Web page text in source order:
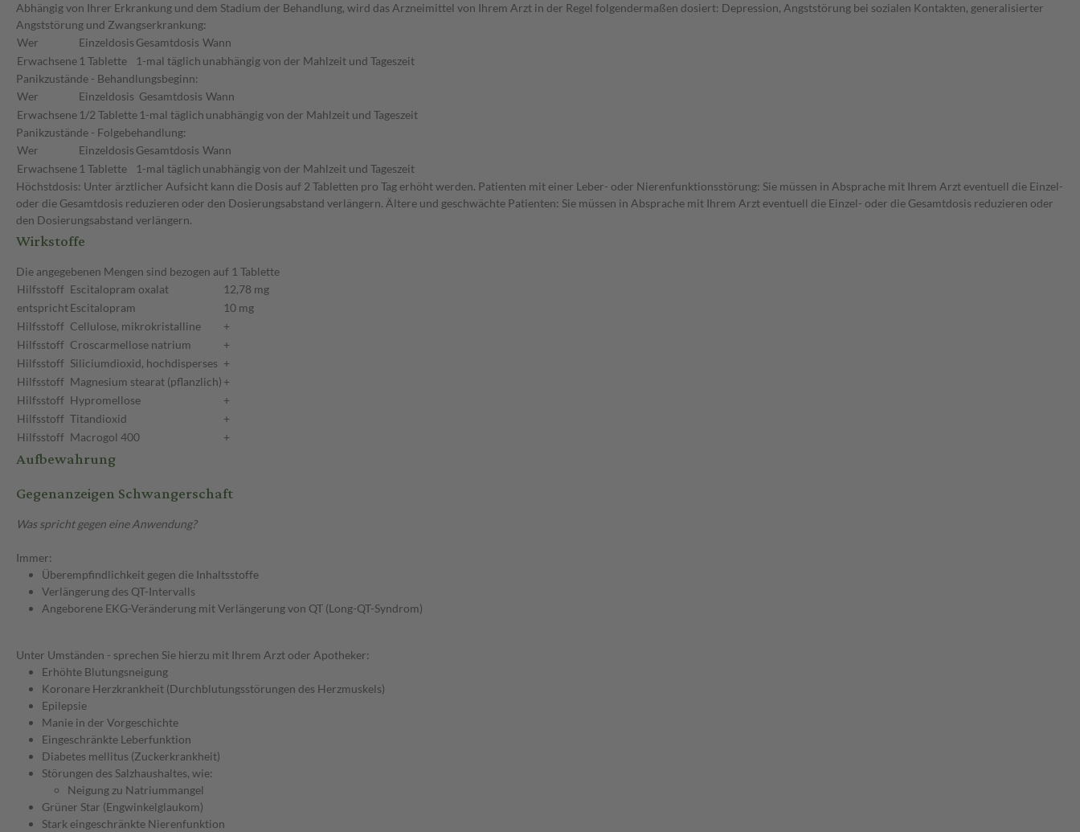
Abhängig von Ihrer Erkrankung und dem Stadium der Behandlung, wird das Arzneimittel von Ihrem Arzt in der Regel folgendermaßen dosiert: Depression, Angststörung bei sozialen Kontakten, generalisierter
Angststörung und Zwangserkrankung:
Wer
Einzeldosis Gesamtdosis Wann
Erwachsene 1 Tablette 1-mal täglich unabhängig von der Mahlzeit und Tageszeit
Panikzustände - Behandlungsbeginn:
Wer
Einzeldosis Gesamtdosis Wann
Erwachsene 1/2 Tablette 1-mal täglich unabhängig von der Mahlzeit und Tageszeit
Panikzustände - Folgebehandlung:
Wer
Einzeldosis Gesamtdosis Wann
Erwachsene 1 Tablette 1-mal täglich unabhängig von der Mahlzeit und Tageszeit
Höchstdosis: Unter ärztlicher Aufsicht kann die Dosis auf 2 Tabletten pro Tag erhöht werden. Patienten mit einer Leber- oder Nierenfunktionsstörung: Sie müssen in Absprache mit Ihrem Arzt eventuell die Einzel-
oder die Gesamtdosis reduzieren oder den Dosierungsabstand verlängern. Ältere und geschwächte Patienten: Sie müssen in Absprache mit Ihrem Arzt eventuell die Einzel- oder die Gesamtdosis reduzieren oder
den Dosierungsabstand verlängern.
Wirkstoffe
Die angegebenen Mengen sind bezogen auf 1 Tablette
Hilfsstoff Escitalopram oxalat
12,78 mg
entsprichtEscitalopram
10 mg
Hilfsstoff Cellulose, mikrokristalline
+
Hilfsstoff Croscarmellose natrium
+
Hilfsstoff Siliciumdioxid, hochdisperses +
Hilfsstoff Magnesium stearat (pflanzlich) +
Hilfsstoff Hypromellose
+
Hilfsstoff Titandioxid
+
Hilfsstoff Macrogol 400 +
Aufbewahrung
Gegenanzeigen Schwangerschaft
Was spricht gegen eine Anwendung?
Immer:
Überempfindlichkeit gegen die Inhaltsstoffe
Verlängerung des QT-Intervalls
Angeborene EKG-Veränderung mit Verlängerung von QT (Long-QT-Syndrom)
Unter Umständen - sprechen Sie hierzu mit Ihrem Arzt oder Apotheker:
Erhöhte Blutungsneigung
Koronare Herzkrankheit (Durchblutungsstörungen des Herzmuskels)
Epilepsie
Manie in der Vorgeschichte
Eingeschränkte Leberfunktion
Diabetes mellitus (Zuckerkrankheit)
Störungen des Salzhaushaltes, wie:
Neigung zu Natriummangel
Grüner Star (Engwinkelglaukom)
Stark eingeschränkte Nierenfunktion